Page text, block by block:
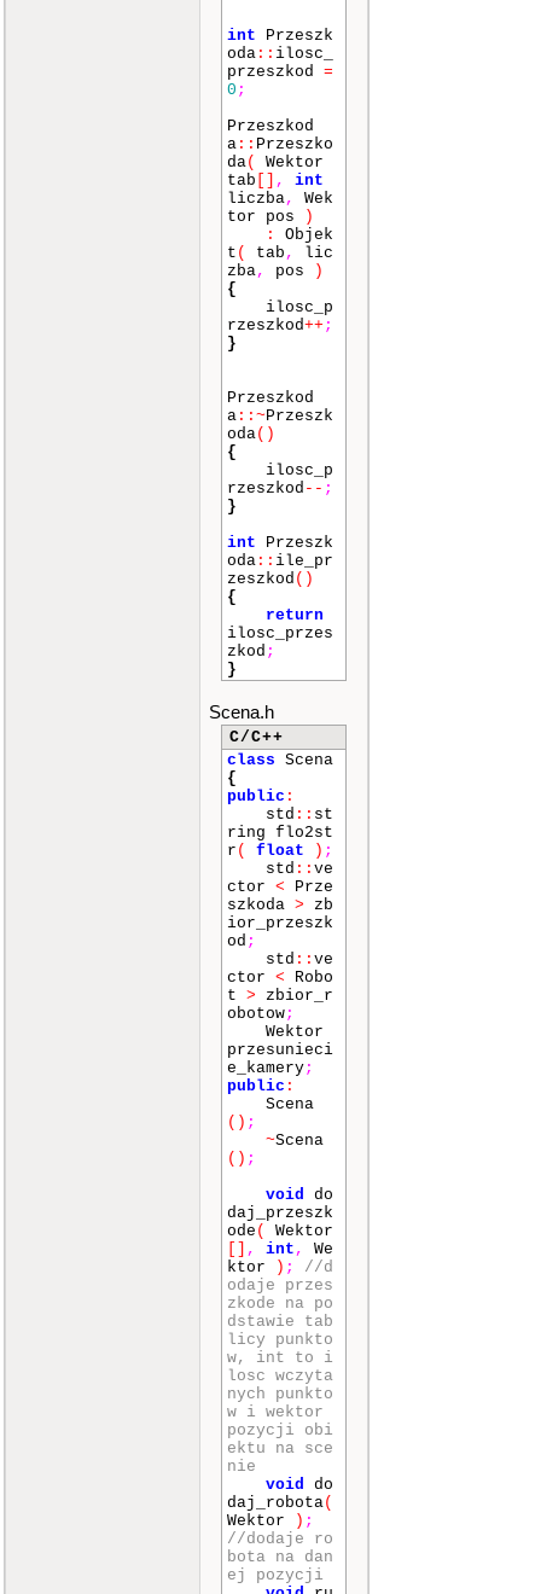
int Przeszk
oda :: ilosc_
przeszkod =
0 ;
Przeszkod
a :: Przeszko
da(
Wektor
tab
,
int
liczba,
Wek
tor pos
)
:
Objek
t ( tab ,
lic
zba, pos
)
{
ilosc_p
rzeszkod++ ;
}
Przeszkod
a :: ~Przeszk
oda()
{
ilosc_p
rzeszkod -- ;
}
int Przeszk
oda :: ile_pr
zeszkod ()
{
return
ilosc_przes
zkod ;
}
Scena.h
C/C++
class Scena
{
public :
std :: st
ring flo2st
r ( float ) ;
std :: ve
ctor < Prze
szkoda > zb
ior_przeszk
od ;
std :: ve
ctor < Robo
t > zbior_r
obotow;
Wektor
przesunieci
e_kamery;
public :
Scena
() ;
~Scena
() ;
void do
daj_przeszk
ode (
Wektor
, int ,
We
ktor
) ;
//d
odaje przes
zkode na po
dstawie tab
licy punkto
w, int to i
losc wczyta
nych punkto
w i wektor
pozycji obi
ektu na sce
nie
void do
daj_robota(
Wektor
) ;
//dodaje ro
bota na dan
ej pozycji